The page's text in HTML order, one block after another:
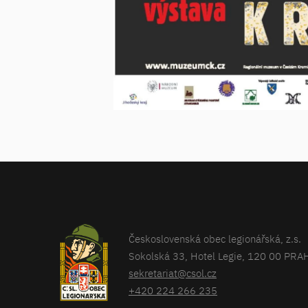
Československá obec legionářská, z.s.
Sokolská 33, Hotel Legie, 120 00
sekretariat@csol.cz
+420 224 266 235